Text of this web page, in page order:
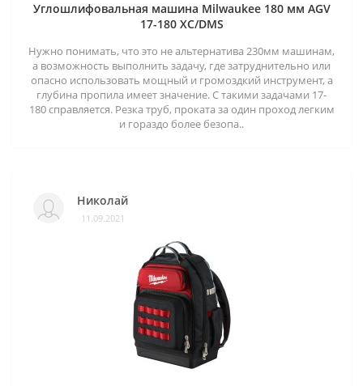
Углошлифовальная машина Milwaukee 180 мм AGV
17-180 XC/DMS
Нужно понимать, что это не альтернатива 230мм машинам,
а возможность выполнить задачу, где затруднительно или
опасно использовать мощный и громоздкий инструмент, а
глубина пропила имеет значение. С такими задачами 17-
180 справляется. Резка труб, проката за один проход легким
и гораздо более безопа..
Николай
11.09.2021